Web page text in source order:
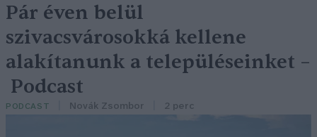
Pár éven belül
szivacsvárosokká kellene
alakítanunk a településeinket –
Podcast
PODCAST Novák Zsombor 2 perc